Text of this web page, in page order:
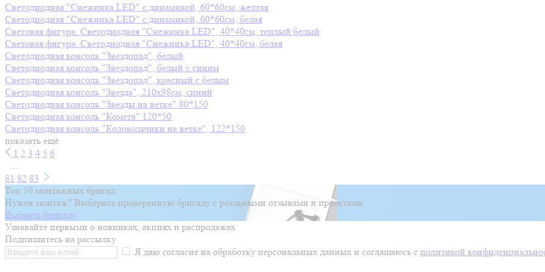
Светодиодная "Снежинка LED" с динамикой, 60*60см, желтая
Светодиодная "Снежинка LED" с динамикой, 60*60см, белая
Световая фигура. Светодиодная "Снежинка LED", 40*40см, теплый белый
Световая фигура. Светодиодная "Снежинка LED", 40*40см, белая
Светодиодная консоль "Звездопад", белый
Светодиодная консоль "Звездопад", белый с синим
Светодиодная консоль "Звездопад", красный с белым
Светодиодная консоль "Звезда", 210х98см, синий
Светодиодная консоль "Звезды на ветке" 80*150
Светодиодная консоль "Комета" 120*50
Светодиодная консоль "Колокольчики на ветке", 122*150
показать ещё
1 2 3 4 5 6
...
81 82 83
Топ 50 монтажных бригад
Нужен монтаж? Выберите проверенную бригаду с реальными отзывами и проектами
Выбрать бригаду
Узнавайте первыми о новинках, акциях и распродажах
Подпишитесь на рассылку
Я даю согласие на обработку персональных данных и соглашаюсь с политикой